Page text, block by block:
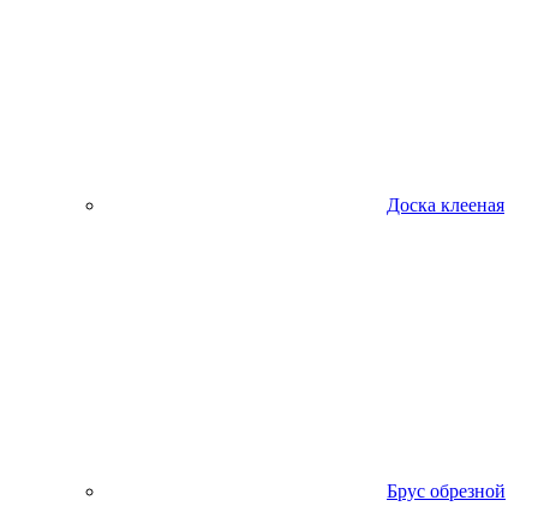
Доска клееная
Брус обрезной